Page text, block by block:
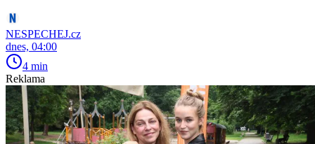
NESPECHEJ.cz
dnes, 04:00
4 min
Reklama